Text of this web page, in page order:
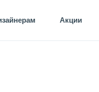
Акции